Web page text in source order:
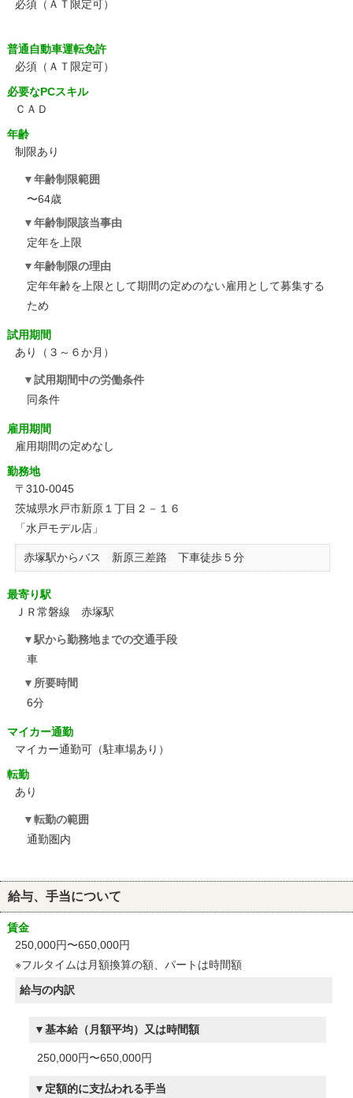
必須（ＡＴ限定可）
普通自動車運転免許
必須（ＡＴ限定可）
必要なPCスキル
ＣＡＤ
年齢
制限あり
年齢制限範囲
〜64歳
年齢制限該当事由
定年を上限
年齢制限の理由
定年年齢を上限として期間の定めのない雇用として募集する
ため
試用期間
あり（３～６か月）
試用期間中の労働条件
同条件
雇用期間
雇用期間の定めなし
勤務地
〒310-0045
茨城県水戸市新原１丁目２－１６
「水戸モデル店」
赤塚駅からバス 新原三差路 下車徒歩５分
最寄り駅
ＪＲ常磐線 赤塚駅
駅から勤務地までの交通手段
車
所要時間
6分
マイカー通勤
マイカー通勤可（駐車場あり）
転勤
あり
転勤の範囲
通勤圏内
給与、手当について
賃金
250,000円〜650,000円
※フルタイムは月額換算の額、パートは時間額
給与の内訳
基本給（月額平均）又は時間額
250,000円〜650,000円
定額的に支払われる手当